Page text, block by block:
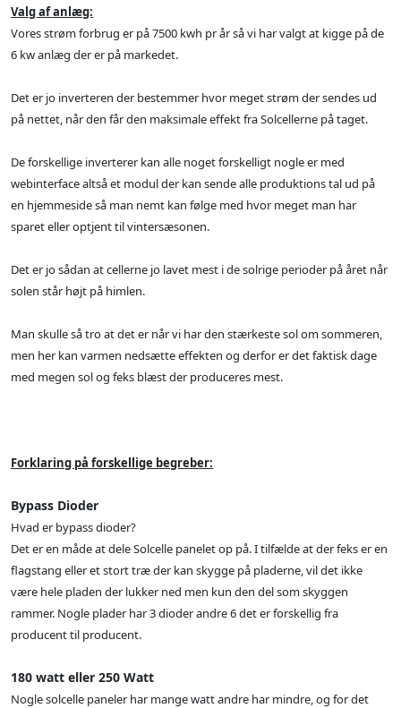
Valg af anlæg:
Vores strøm forbrug er på 7500 kwh pr år så vi har valgt at kigge på de
6 kw anlæg der er på markedet.
Det er jo inverteren der bestemmer hvor meget strøm der sendes ud
på nettet, når den får den maksimale effekt fra Solcellerne på taget.
De forskellige inverterer kan alle noget forskelligt nogle er med
webinterface altså et modul der kan sende alle produktions tal ud på
en hjemmeside så man nemt kan følge med hvor meget man har
sparet eller optjent til vintersæsonen.
Det er jo sådan at cellerne jo lavet mest i de solrige perioder på året når
solen står højt på himlen.
Man skulle så tro at det er når vi har den stærkeste sol om sommeren,
men her kan varmen nedsætte effekten og derfor er det faktisk dage
med megen sol og feks blæst der produceres mest.
Forklaring på forskellige begreber:
Bypass Dioder
Hvad er bypass dioder?
Det er en måde at dele Solcelle panelet op på. I tilfælde at der feks er en
flagstang eller et stort træ der kan skygge på pladerne, vil det ikke
være hele pladen der lukker ned men kun den del som skyggen
rammer. Nogle plader har 3 dioder andre 6 det er forskellig fra
producent til producent.
180 watt eller 250 Watt
Nogle solcelle paneler har mange watt andre har mindre, og for det